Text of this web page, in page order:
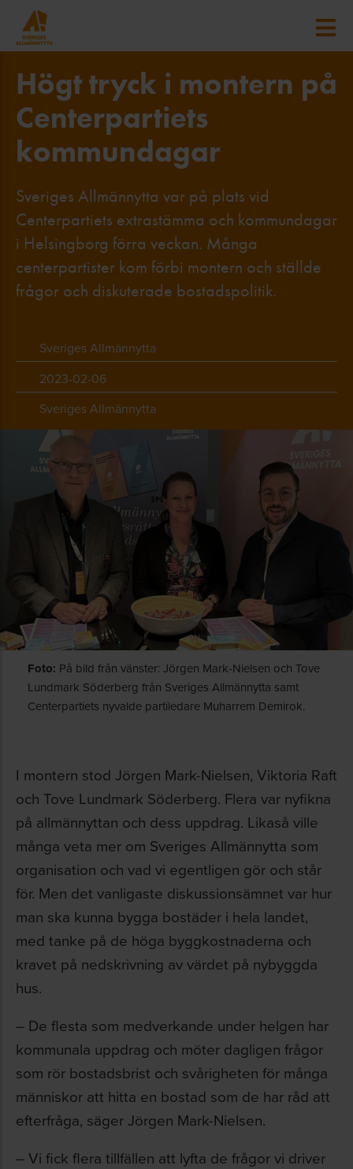
Högt tryck i montern på
Centerpartiets
kommundagar
Sveriges Allmännytta var på plats vid
Centerpartiets extrastämma och kommundagar
i Helsingborg förra veckan. Många
centerpartister kom förbi montern och ställde
frågor och diskuterade bostadspolitik.
Sveriges Allmännytta
2023-02-06
Sveriges Allmännytta
Foto: På bild från vänster: Jörgen Mark-Nielsen och Tove
Lundmark Söderberg från Sveriges Allmännytta samt
Centerpartiets nyvalde partiledare Muharrem Demirok.
I montern stod Jörgen Mark-Nielsen, Viktoria Raft
och Tove Lundmark Söderberg. Flera var nyfikna
på allmännyttan och dess uppdrag. Likaså ville
många veta mer om Sveriges Allmännytta som
organisation och vad vi egentligen gör och står
för. Men det vanligaste diskussionsämnet var hur
man ska kunna bygga bostäder i hela landet,
med tanke på de höga byggkostnaderna och
kravet på nedskrivning av värdet på nybyggda
hus.
– De flesta som medverkande under helgen har
kommunala uppdrag och möter dagligen frågor
som rör bostadsbrist och svårigheten för många
människor att hitta en bostad som de har råd att
efterfråga, säger Jörgen Mark-Nielsen.
– Vi fick flera tillfällen att lyfta de frågor vi driver